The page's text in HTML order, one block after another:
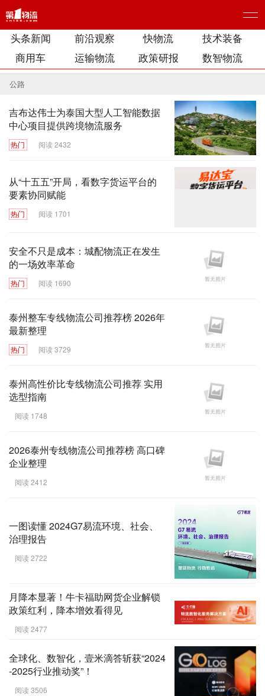
头条新闻 前沿观察 快物流
技术装备
商用车
运输物流 政策研报 数智物流
公路
吉布达伟士为泰国大型人工智能数据
中心项目提供跨境物流服务
热门 阅读 2432
从“十五五”开局，看数字货运平台的
要素协同赋能
热门 阅读 1701
安全不只是成本：城配物流正在发生
的一场效率革命
热门 阅读 1690
泰州整车专线物流公司推荐榜 2026年
最新整理
热门 阅读 3729
泰州高性价比专线物流公司推荐 实用
选型指南
阅读 1748
2026泰州专线物流公司推荐榜 高口碑
企业整理
阅读 2412
一图读懂 2024G7易流环境、社会、
治理报告
阅读 2722
月降本显著！牛卡福助网货企业解锁
政策红利，降本增效看得见
阅读 2477
全球化、数智化，壹米滴答斩获“2024
-2025行业推动奖”！
阅读 3506